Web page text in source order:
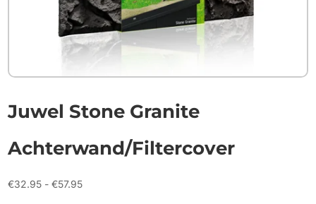
Juwel Stone Granite
Achterwand/Filtercover
€32.95 - €57.95Prijsklasse: